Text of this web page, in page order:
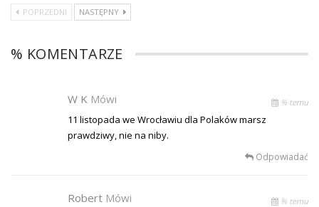
POPRZEDNI NASTĘPNY
% KOMENTARZE
W K Mówi % temu
11 listopada we Wrocławiu dla Polaków marsz
prawdziwy, nie na niby.
Odpowiadać
Robert Mówi % temu